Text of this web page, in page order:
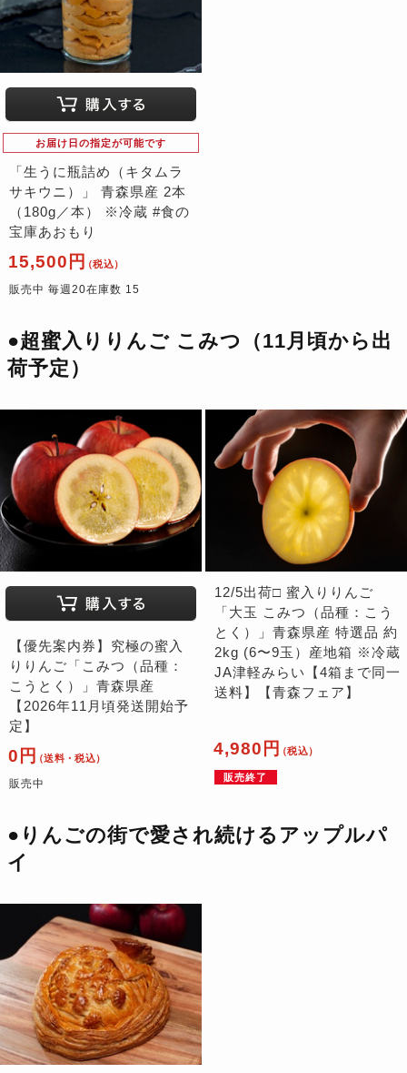
お届け日の指定が可能です
「生うに瓶詰め（キタムラ
サキウニ）」 青森県産 2本
（180g／本） ※冷蔵 #食の
宝庫あおもり
15,500円 （税込）
販売中 毎週20在庫数 15
●超蜜入りりんご こみつ（11月頃から出
荷予定）
【優先案内券】究極の蜜入
りりんご「こみつ（品種：
こうとく）」青森県産
【2026年11月頃発送開始予
定】
0円 （送料・税込）
販売中
12/5出荷□ 蜜入りりんご
「大玉 こみつ（品種：こう
とく）」青森県産 特選品 約
2kg (6〜9玉）産地箱 ※冷蔵
JA津軽みらい【4箱まで同一
送料】【青森フェア】
4,980円 （税込）
販売終了
●りんごの街で愛され続けるアップルパ
イ